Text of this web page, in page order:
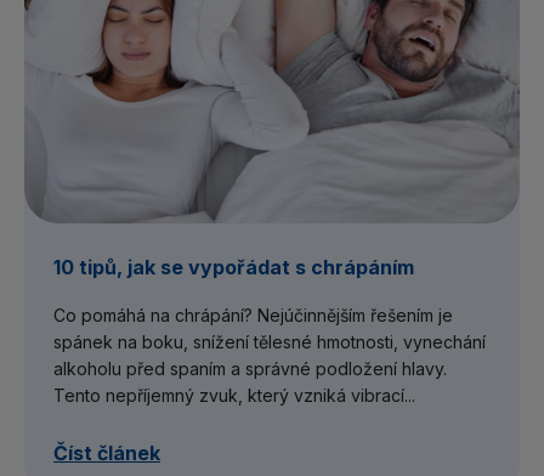
10 tipů, jak se vypořádat s chrápáním
Co pomáhá na chrápání? Nejúčinnějším řešením je
spánek na boku, snížení tělesné hmotnosti, vynechání
alkoholu před spaním a správné podložení hlavy.
Tento nepříjemný zvuk, který vzniká vibrací...
Číst článek